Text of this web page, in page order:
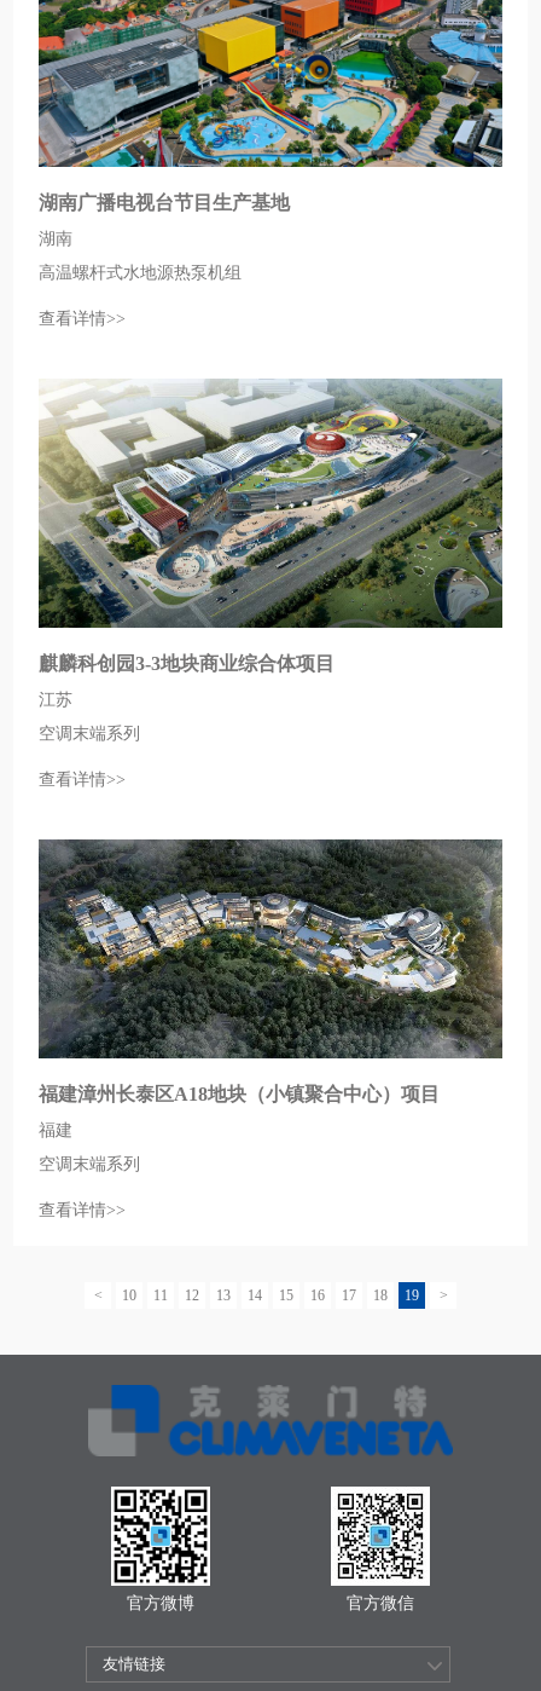
湖南广播电视台节目生产基地
湖南
高温螺杆式水地源热泵机组
查看详情>>
麒麟科创园3-3地块商业综合体项目
江苏
空调末端系列
查看详情>>
福建漳州长泰区A18地块（小镇聚合中心）项目
福建
空调末端系列
查看详情>>
< 10 11 12 13 14 15 16 17 18 19 >
官方微博 官方微信